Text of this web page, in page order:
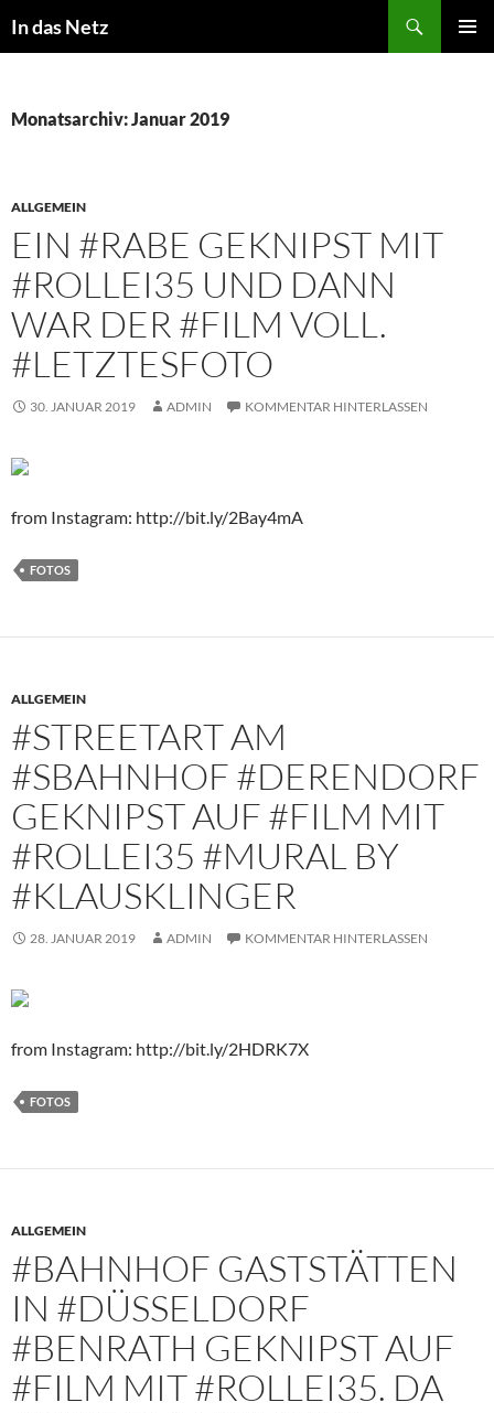
Inhalt
In das Netz
Monatsarchiv: Januar 2019
ALLGEMEIN
EIN #RABE GEKNIPST MIT
#ROLLEI35 UND DANN
WAR DER #FILM VOLL.
#LETZTESFOTO
30. JANUAR 2019 ADMIN KOMMENTAR HINTERLASSEN
from Instagram: http://bit.ly/2Bay4mA
FOTOS
ALLGEMEIN
#STREETART AM
#SBAHNHOF #DERENDORF
GEKNIPST AUF #FILM MIT
#ROLLEI35 #MURAL BY
#KLAUSKLINGER
28. JANUAR 2019 ADMIN KOMMENTAR HINTERLASSEN
from Instagram: http://bit.ly/2HDRK7X
FOTOS
ALLGEMEIN
#BAHNHOF GASTSTÄTTEN
IN #DÜSSELDORF
#BENRATH GEKNIPST AUF
#FILM MIT #ROLLEI35. DA